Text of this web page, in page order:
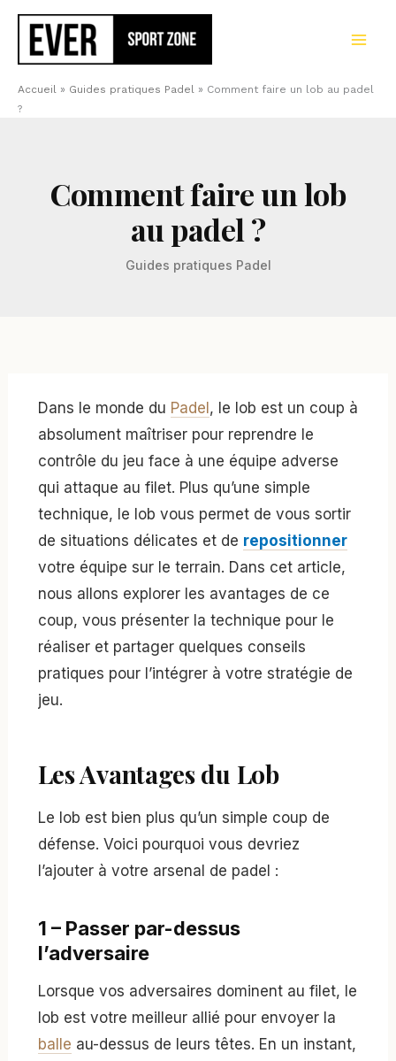
Aller
contenu
Accueil » Guides pratiques Padel » Comment faire un lob au padel
?
Comment faire un lob
au padel ?
Guides pratiques Padel
Dans le monde du Padel , le lob est un coup à
absolument maîtriser pour reprendre le
contrôle du jeu face à une équipe adverse
qui attaque au filet. Plus qu’une simple
technique, le lob vous permet de vous sortir
de situations délicates et de repositionner
votre équipe sur le terrain. Dans cet article,
nous allons explorer les avantages de ce
coup, vous présenter la technique pour le
réaliser et partager quelques conseils
pratiques pour l’intégrer à votre stratégie de
jeu.
Les Avantages du Lob
Le lob est bien plus qu’un simple coup de
défense. Voici pourquoi vous devriez
l’ajouter à votre arsenal de padel :
1 – Passer par-dessus
l’adversaire
Lorsque vos adversaires dominent au filet, le
lob est votre meilleur allié pour envoyer la
balle au-dessus de leurs têtes. En un instant,